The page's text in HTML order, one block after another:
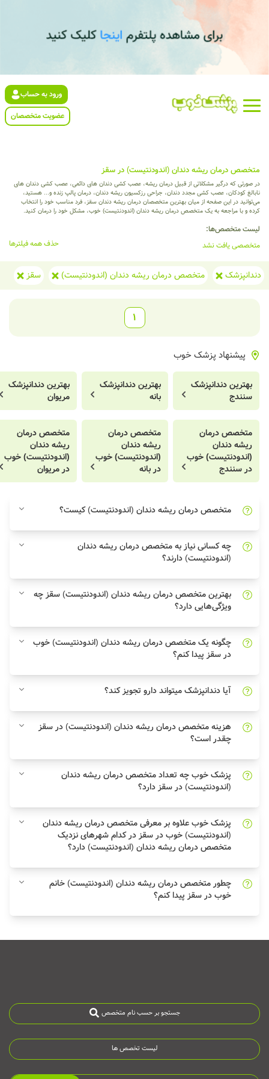
ورود به حساب
عضویت متخصصان
متخصص درمان ریشه دندان (اندودنتیست) در سقز
در صورتی که درگیر مشکلاتی از قبیل درمان ریشه، عصب کشی دندان های دائمی، عصب کشی دندان های
نابالغ کودکان، عصب کشی مجدد دندان، جراحی رزکسیون ریشه دندان، درمان پالپ زنده و... هستید،
می‌توانید در این صفحه از میان بهترین متخصصان درمان ریشه دندان سقز، فرد مناسب خود را انتخاب
کرده و با مراجعه به یک متخصص درمان ریشه دندان (اندودنتیست) خوب، مشکل خود را درمان کنید.
لیست متخصص‌ها:
متخصصی یافت نشد
حذف همه فیلترها
دندانپزشک متخصص درمان ریشه دندان (اندودنتیست) سقز
1
پیشنهاد پزشک خوب
بهترین دندانپزشک
سنندج
بهترین دندانپزشک
بانه
بهترین دندانپزشک
مریوان
متخصص درمان
ریشه دندان
(اندودنتیست) خوب
در سنندج
متخصص درمان
ریشه دندان
(اندودنتیست) خوب
در بانه
متخصص درمان
ریشه دندان
(اندودنتیست) خوب
در مریوان
متخصص درمان ریشه دندان (اندودنتیست) کیست؟
چه کسانی نیاز به متخصص درمان ریشه دندان
(اندودنتیست) دارند؟
بهترین متخصص درمان ریشه دندان (اندودنتیست) سقز چه
ویژگی‌هایی دارد؟
چگونه یک متخصص درمان ریشه دندان (اندودنتیست) خوب
در سقز پیدا کنم؟
آیا دندانپزشک میتواند دارو تجویز کند؟
هزینه متخصص درمان ریشه دندان (اندودنتیست) در سقز
چقدر است؟
پزشک خوب چه تعداد متخصص درمان ریشه دندان
(اندودنتیست) در سقز دارد؟
پزشک خوب علاوه بر معرفی متخصص درمان ریشه دندان
(اندودنتیست) خوب در سقز در کدام شهرهای نزدیک
متخصص درمان ریشه دندان (اندودنتیست) دارد؟
چطور متخصص درمان ریشه دندان (اندودنتیست) خانم
خوب در سقز پیدا کنم؟
جستجو بر حسب نام متخصص
لیست تخصص ها